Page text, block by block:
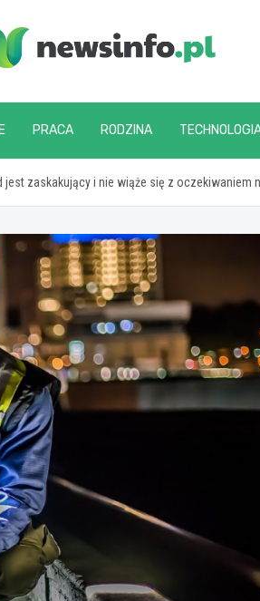
PRACA RODZINA
zaskakujący i nie wiąże się z oczekiwaniem